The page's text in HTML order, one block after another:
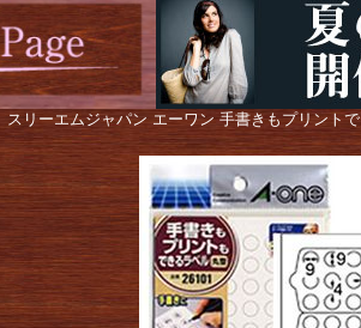
スリーエムジャパン エーワン 手書きもプリント